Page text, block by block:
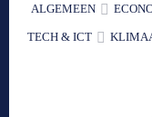
ALGEMEEN
TECH & ICT